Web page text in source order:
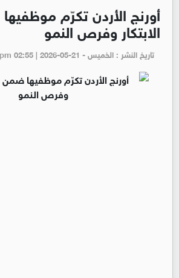
أورنج الأردن تكرّم
الابتكار وفرص النمو
تاريخ النشر : الخميس - pm 02:55 | 2026-05-21